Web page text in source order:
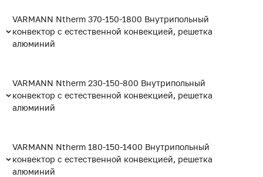
VARMANN Ntherm 370-150-1800 Внутрипольный
конвектор с естественной конвекцией, решетка
алюминий
VARMANN Ntherm 230-150-800 Внутрипольный
конвектор с естественной конвекцией, решетка
алюминий
VARMANN Ntherm 180-150-1400 Внутрипольный
конвектор с естественной конвекцией, решетка
алюминий